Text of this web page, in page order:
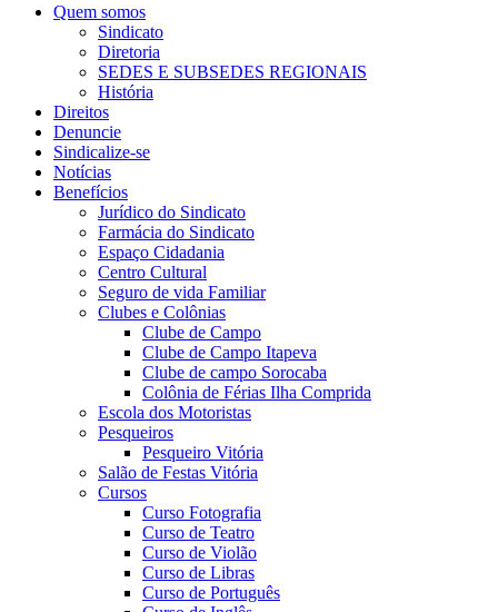
Quem somos
Sindicato
Diretoria
SEDES E SUBSEDES REGIONAIS
História
Direitos
Denuncie
Sindicalize-se
Notícias
Benefícios
Jurídico do Sindicato
Farmácia do Sindicato
Espaço Cidadania
Centro Cultural
Seguro de vida Familiar
Clubes e Colônias
Clube de Campo
Clube de Campo Itapeva
Clube de campo Sorocaba
Colônia de Férias Ilha Comprida
Escola dos Motoristas
Pesqueiros
Pesqueiro Vitória
Salão de Festas Vitória
Cursos
Curso Fotografia
Curso de Teatro
Curso de Violão
Curso de Libras
Curso de Português